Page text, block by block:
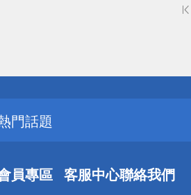
騙網頁！請小心！
獎公告
門話題
行優惠
騙網頁！請小心！
員專區 客服中心聯絡我們